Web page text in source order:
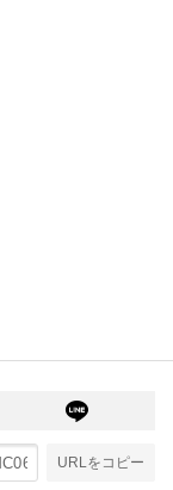
URLをコピー